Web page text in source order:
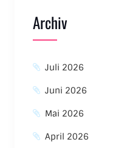
Archiv
Juli 2026
Juni 2026
Mai 2026
April 2026